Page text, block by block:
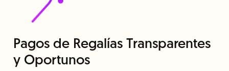
Pagos de Regalías Transparentes
y Oportunos